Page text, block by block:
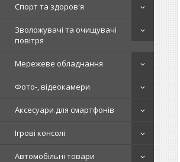
Спорт та здоров'я
Зволожувачі та очищувачі
повітря
Мережеве обладнання
Фото-, відеокамери
Аксесуари для смартфонів
Ігрові консолі
Автомобільні товари